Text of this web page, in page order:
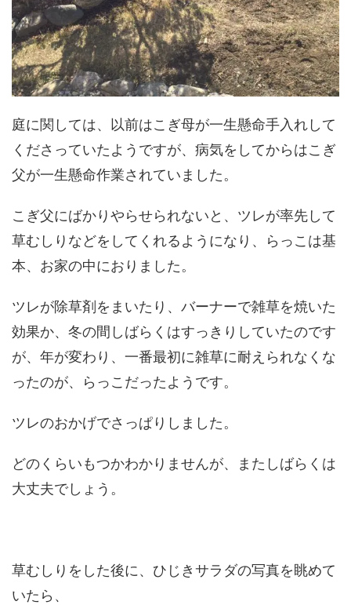
庭に関しては、以前はこぎ母が一生懸命手入れして
くださっていたようですが、病気をしてからはこぎ
父が一生懸命作業されていました。
こぎ父にばかりやらせられないと、ツレが率先して
草むしりなどをしてくれるようになり、らっこは基
本、お家の中におりました。
ツレが除草剤をまいたり、バーナーで雑草を焼いた
効果か、冬の間しばらくはすっきりしていたのです
が、年が変わり、一番最初に雑草に耐えられなくな
ったのが、らっこだったようです。
ツレのおかげでさっぱりしました。
どのくらいもつかわかりませんが、またしばらくは
大丈夫でしょう。
草むしりをした後に、ひじきサラダの写真を眺めて
いたら、